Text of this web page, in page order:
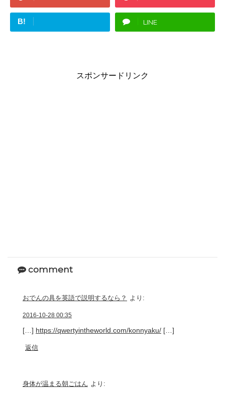
B! LINE
スポンサードリンク
comment
おでんの具を英語で説明するなら？ より:
2016-10-28 00:35
[…] https://qwertyintheworld.com/konnyaku/ […]
返信
身体が温まる朝ごはん より: